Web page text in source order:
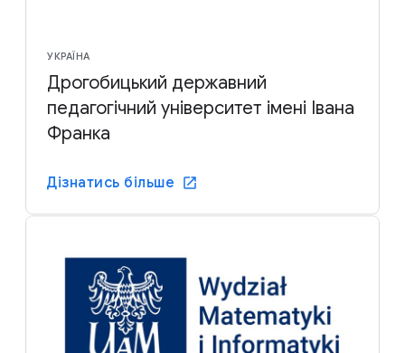
УКРАЇНА
Дрогобицький державний
педагогічний університет імені Івана
Франка
Дізнатись більше